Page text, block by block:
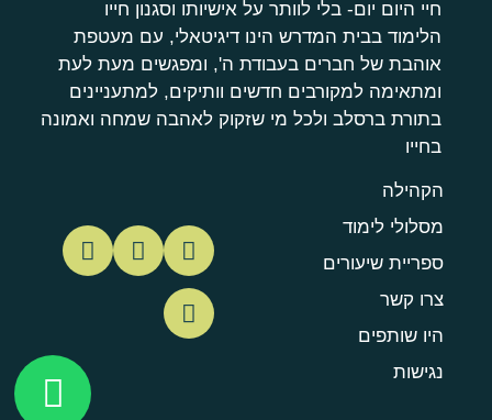
חיי היום יום- בלי לוותר על אישיותו וסגנון חייו
הלימוד בבית המדרש הינו דיגיטאלי, עם מעטפת
אוהבת של חברים בעבודת ה', ומפגשים מעת לעת
ומתאימה למקורבים חדשים וותיקים, למתעניינים
בתורת ברסלב ולכל מי שזקוק לאהבה שמחה ואמונה
בחייו
הקהילה
מסלולי לימוד
ספריית שיעורים
צרו קשר
היו שותפים
נגישות